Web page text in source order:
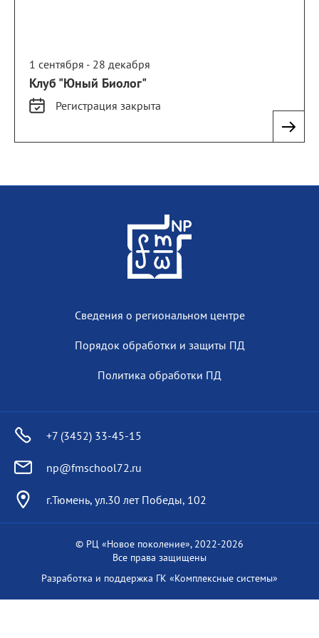
1 сентября - 28 декабря
Клуб "Юный Биолог"
Регистрация закрыта
Сведения о региональном центре
Порядок обработки и защиты ПД
Политика обработки ПД
+7 (3452) 33-45-15
np@fmschool72.ru
г.Тюмень, ул.30 лет Победы, 102
© РЦ «Новое поколение», 2022-2026
Все права защищены
Разработка и поддержка ГК «Комплексные системы»